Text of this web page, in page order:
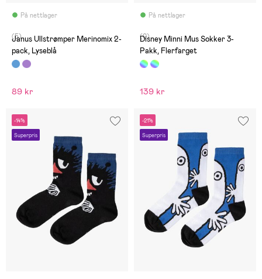
På nettlager
(5)
Janus Ullstrømper Merinomix 2-
pack, Lyseblå
89 kr
På nettlager
(0)
Disney Minni Mus Sokker 3-
Pakk, Flerfarget
139 kr
-14%
Superpris
-21%
Superpris